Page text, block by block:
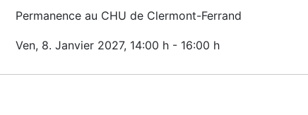
Permanence au CHU de Clermont-Ferrand
Ven, 8. Janvier 2027, 14:00 h - 16:00 h